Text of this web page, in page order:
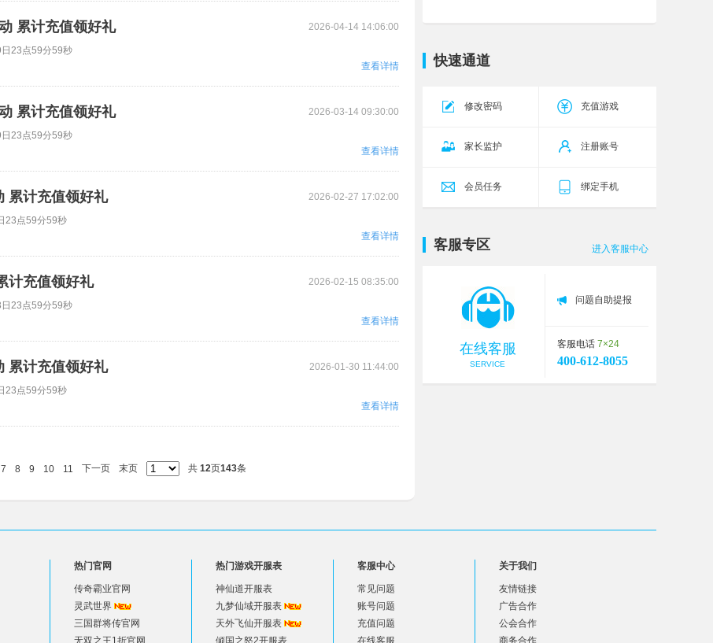
累计充值领好礼 2026-04-14 14:06:00
日23点59分59秒
查看详情
累计充值领好礼 2026-03-14 09:30:00
日23点59分59秒
查看详情
累计充值领好礼 2026-02-27 17:02:00
23点59分59秒
查看详情
计充值领好礼 2026-02-15 08:35:00
日23点59分59秒
查看详情
累计充值领好礼 2026-01-30 11:44:00
23点59分59秒
查看详情
7 8 9 10 11 下一页 末页 共 12页143条
五岳乾坤 今天10:00
源战役 今天10:00
快速通道
修改密码 充值游戏
家长监护 注册账号
会员任务 绑定手机
进入客服中心
客服专区
在线客服
SERVICE
问题自助提报
客服电话 7×24
400-612-8055
热门官网
传奇霸业官网
灵武世界
三国群将传官网
无双之王1折官网
热门游戏开服表
神仙道开服表
九梦仙域开服表
天外飞仙开服表
倾国之怒2开服表
客服中心
常见问题
账号问题
充值问题
在线客服
关于我们
友情链接
广告合作
公会合作
商务合作